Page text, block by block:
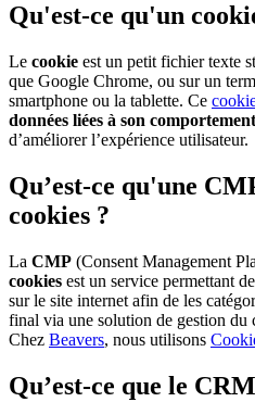
Qu'est-ce qu'un
Le cookie est un petit fichier texte
que Google Chrome, ou sur un
smartphone ou la tablette. Ce
données liées à son
d’améliorer l’expérience utilisateur.
Qu’est-ce qu'une
cookies ?
La CMP (Consent Management
cookies est un service permettant
sur le site internet afin de les
final via une solution de gestion du
Chez Beavers, nous utilisons
Qu’est-ce que le